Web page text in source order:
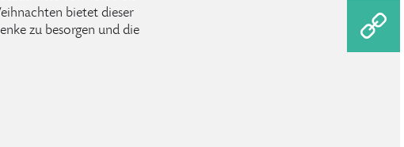
bietet dieser
zu besorgen und die